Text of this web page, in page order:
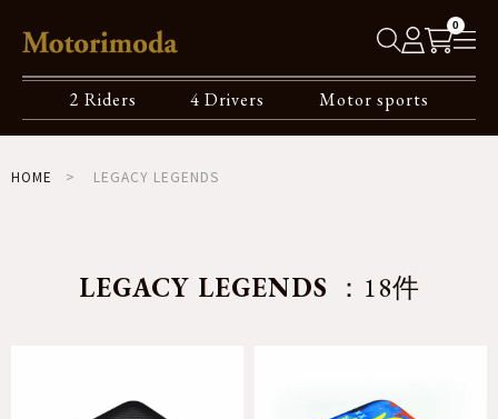
0
2 Riders 4 Drivers Motor sports
HOME LEGACY LEGENDS
LEGACY LEGENDS ：18件